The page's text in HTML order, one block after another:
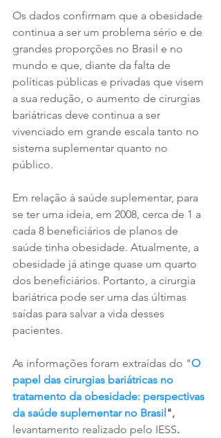
Os dados confirmam que a obesidade
continua a ser um problema sério e de
grandes proporções no Brasil e no
mundo e que, diante da falta de
políticas públicas e privadas que visem
a sua redução, o aumento de cirurgias
bariátricas deve continua a ser
vivenciado em grande escala tanto no
sistema suplementar quanto no
público.
Em relação à saúde suplementar, para
se ter uma ideia, em 2008, cerca de 1 a
cada 8 beneficiários de planos de
saúde tinha obesidade. Atualmente, a
obesidade já atinge quase um quarto
dos beneficiários. Portanto, a cirurgia
bariátrica pode ser uma das últimas
saídas para salvar a vida desses
pacientes.
As informações foram extraídas do "O
papel das cirurgias bariátricas no
tratamento da obesidade: perspectivas
da saúde suplementar no Brasil ",
levantamento realizado pelo IESS.